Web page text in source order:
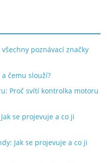
všechny poznávací značky
čemu slouží?
Proč svítí kontrolka motoru
se projevuje a co ji
Jak se projevuje a co ji